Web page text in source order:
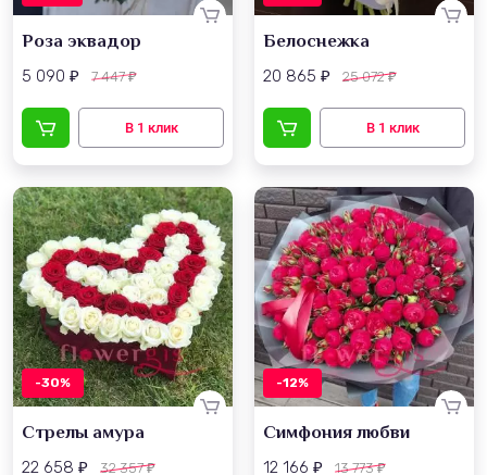
Роза эквадор
5 090 ₽ 7 447₽
Белоснежка
20 865 ₽ 25 072₽
-30%
Стрелы амура
22 658 ₽ 32 357₽
-12%
Симфония любви
12 166 ₽ 13 773₽